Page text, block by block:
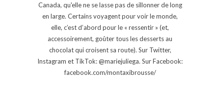
Canada, qu'elle ne se lasse pas de sillonner de long
en large. Certains voyagent pour voir le monde,
elle, c’est d’abord pour le « ressentir » (et,
accessoirement, goûter tous les desserts au
chocolat qui croisent sa route). Sur Twitter,
Instagram et TikTok: @mariejuliega. Sur Facebook:
facebook.com/montaxibrousse/